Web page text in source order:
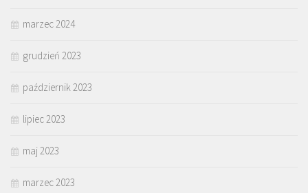
marzec 2024
grudzień 2023
październik 2023
lipiec 2023
maj 2023
marzec 2023